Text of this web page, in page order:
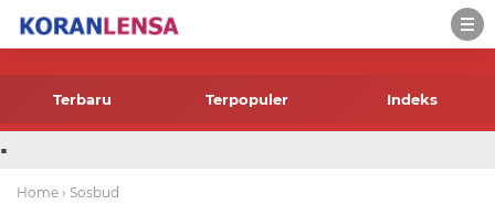
-->
Terbaru Terpopuler Indeks
.
Home › Sosbud